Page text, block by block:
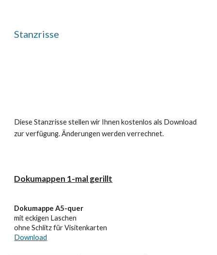
Stanzrisse
Diese Stanzrisse stellen wir Ihnen kostenlos als Download
zur verfügung. Änderungen werden verrechnet.
Dokumappen 1-mal gerillt
Dokumappe A5-quer
mit eckigen Laschen
ohne Schlitz für Visitenkarten
Download